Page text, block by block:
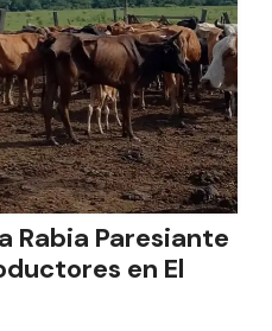
Rabia Paresiante
en El